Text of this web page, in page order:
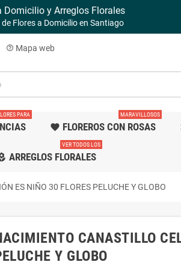
Domicilio y Arreglos Florales
Flores a Domicilio en Santiago
help_outline Mapa web
PARA
favorite FLOREROS CON ROSAS
MARAVILLOSOS
ARREGLOS FLORALES
VER TODOS LOS
ES NIÑO 30 FLORES PELUCHE Y GLOBO
CANASTILLO
Y GLOBO